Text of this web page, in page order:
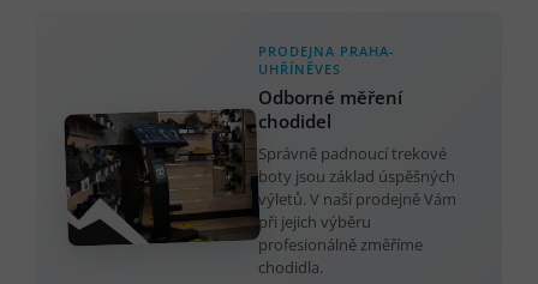
PRODEJNA PRAHA-
UHŘÍNĚVES
Odborné měření
chodidel
Správně padnoucí trekové
boty jsou základ úspěšných
výletů. V naší prodejně Vám
při jejich výběru
profesionálně změříme
chodidla.